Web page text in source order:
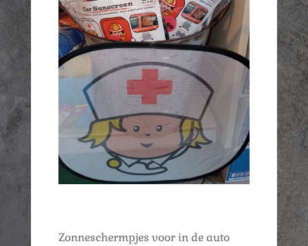
Zonneschermpjes voor in de auto